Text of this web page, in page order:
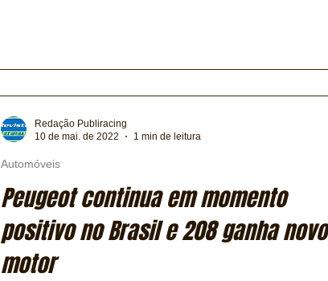
Peugeot continua em momento
positivo no Brasil e 208 ganha novo
motor
Automóveis
Redação Publiracing
10 de mai. de 2022
1 min de leitura